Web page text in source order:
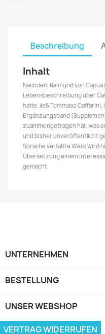
Beschreibung
Inhalt
Nachdem Raimund von
Lebensbeschreibung über
hatte, ließ Tommaso
Ergänzungsband
zuammengetragen hat, was
und bisher unveröffentlicht
Sprache verfaßte Werk wird
Übersetzung einem
gemacht.
UNTERNEHMEN
BESTELLUNG
UNSER WEBSHOP
VERTRAG WIDERRUFEN